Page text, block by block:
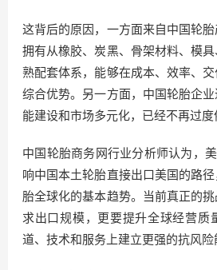
这背后的原因，一方面来自中国轮
拥有从橡胶、炭黑、骨架材料、模
熟配套体系，能够在成本、效率、
综合优势。另一方面，中国轮胎企
能建设和市场多元化，已经不再过度
中国轮胎商务网行业分析师认为，
响中国本土轮胎直接出口美国的路
胎全球化的基本趋势。当前真正的
求出口规模，更要提升全球经营质
道、技术和服务上建立更强的抗风险